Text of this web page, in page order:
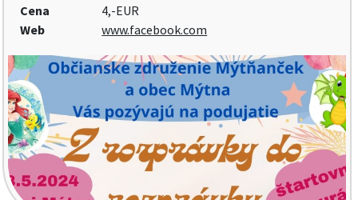
Cena
4,-EUR
Web
www.facebook.com